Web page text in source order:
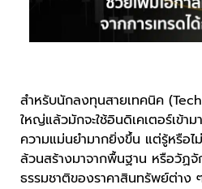
สำหรับนักลงทุนสายเทคนิค
ใหญ่แล้วมักจะใช้อินดิเคเตอร์เข้า
ความแม่นยำมากยิ่งขึ้น แต่รู้หรือไ
ล้วนสร้างมาจากพื้นฐาน หรือวัฏ
ธรรมชาติของราคาสินทรัพย์ต่าง